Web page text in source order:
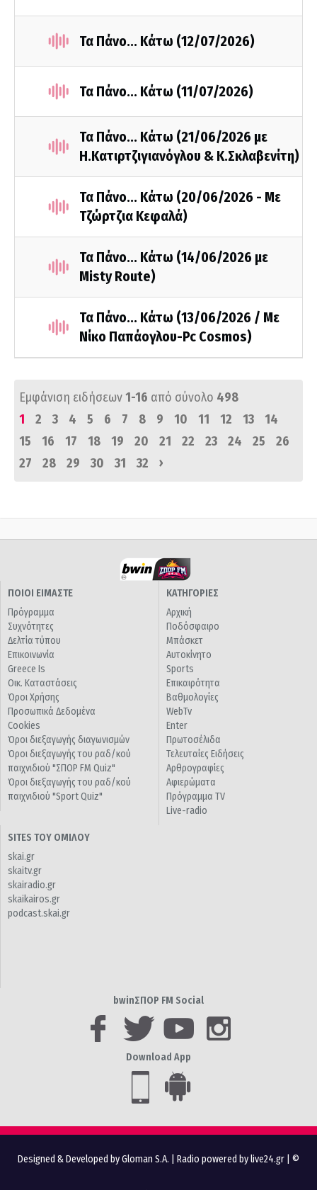
Τα Πάνο... Κάτω (12/07/2026)
Τα Πάνο... Κάτω (11/07/2026)
Τα Πάνο... Κάτω (21/06/2026 με
Η.Κατιρτζιγιανόγλου & Κ.Σκλαβενίτη)
Τα Πάνο... Κάτω (20/06/2026 - Με
Τζώρτζια Κεφαλά)
Τα Πάνο... Κάτω (14/06/2026 με
Misty Route)
Τα Πάνο... Κάτω (13/06/2026 / Με
Νίκο Παπάογλου-Pc Cosmos)
Εμφάνιση ειδήσεων1-16 από σύνολο 498
1
2 3 4 5 6 7 8 9 10 11 12 13
14
15
16 17 18 19 20 21 22 23 24 25
26
27
28 29 30 31 32 ›
ΠΟΙΟΙ ΕΙΜΑΣΤΕ
Πρόγραμμα
Συχνότητες
Δελτία τύπου
Επικοινωνία
Greece Is
Οικ. Καταστάσεις
Όροι Χρήσης
Προσωπικά Δεδομένα
Cookies
Όροι διεξαγωγής διαγωνισμών
Όροι διεξαγωγής του ραδ/κού
παιχνιδιού "ΣΠΟΡ FM Quiz"
Όροι διεξαγωγής του ραδ/κού
παιχνιδιού "Sport Quiz"
ΚΑΤΗΓΟΡΙΕΣ
Αρχική
Ποδόσφαιρο
Μπάσκετ
Αυτοκίνητο
Sports
Επικαιρότητα
Βαθμολογίες
WebTv
Enter
Πρωτοσέλιδα
Τελευταίες Ειδήσεις
Αρθρογραφίες
Αφιερώματα
Πρόγραμμα TV
Live-radio
SITES ΤΟΥ ΟΜΙΛΟΥ
skai.gr
skaitv.gr
skairadio.gr
skaikairos.gr
podcast.skai.gr
bwinΣΠΟΡ FM Social
Download App
Designed & Developed by Gloman S.A. Radio powered by live24.gr | ©